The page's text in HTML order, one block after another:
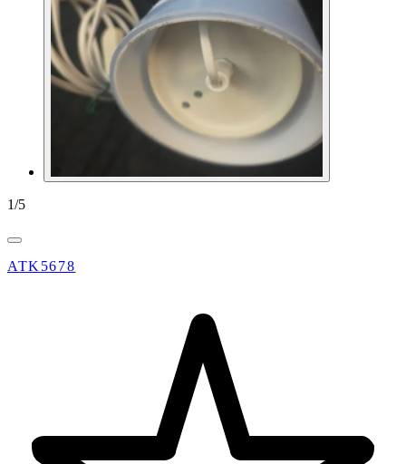
1/5
ATK5678